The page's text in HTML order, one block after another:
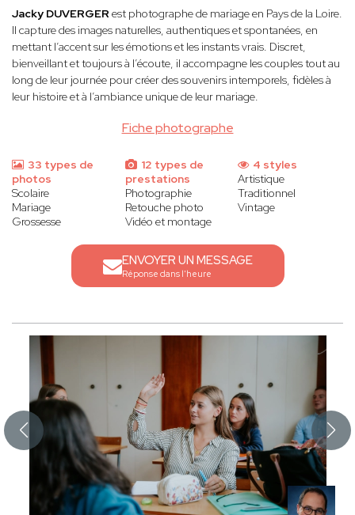
Fiche photographe
Jacky DUVERGER est photographe de mariage en Pays de la Loire.
Il capture des images naturelles, authentiques et spontanées, en
mettant l’accent sur les émotions et les instants vrais. Discret,
bienveillant et toujours à l’écoute, il accompagne les couples tout au
long de leur journée pour créer des souvenirs intemporels, fidèles à
leur histoire et à l’ambiance unique de leur mariage.
33 types de
photos
Scolaire
Mariage
Grossesse
12 types de
prestations
Photographie
Retouche photo
Vidéo et montage
4 styles
Artistique
Traditionnel
Vintage
ENVOYER UN MESSAGE
Réponse dans l'heure